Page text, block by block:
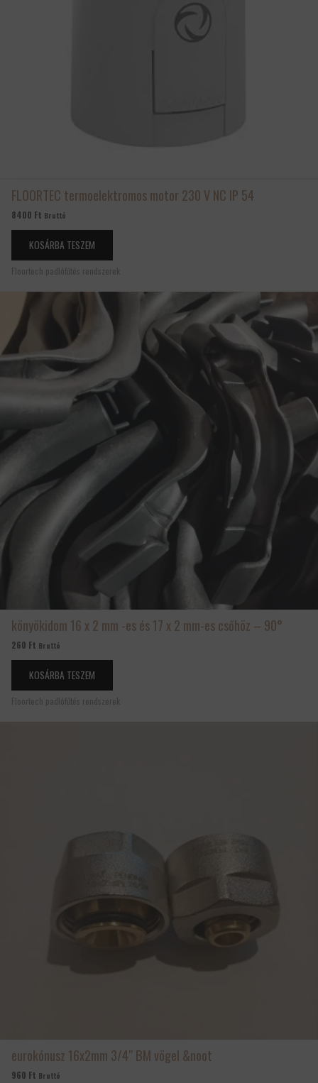
FLOORTEC termoelektromos motor 230 V NC IP 54
8400 Ft Bruttó
KOSÁRBA TESZEM
Floortech padlófűtés rendszerek
könyökidom 16 x 2 mm -es és 17 x 2 mm-es csőhöz – 90°
260 Ft Bruttó
KOSÁRBA TESZEM
Floortech padlófűtés rendszerek
eurokónusz 16x2mm 3/4″ BM vögel &noot
960 Ft Bruttó